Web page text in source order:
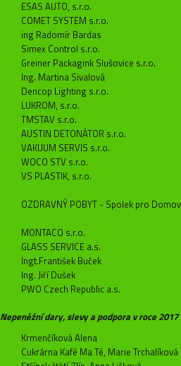
ESAS AUTO, s.r.o.
COMET SYSTEM s.r.o.
ing Radomír Bardas
Simex Control s.r.o.
Greiner Packagink Slušovice s.r.o.
Ing. Martina Sivalová
Dencop Lighting s.r.o.
LUKROM, s.r.o.
TMSTAV s.r.o.
AUSTIN DETONÁTOR s.r.o.
VAKUUM SERVIS s.r.o.
WOCO STV s.r.o.
VS PLASTIK, s.r.o.
OZDRAVNÝ POBYT - Spolek pro
MONTACO s.r.o.
GLASS SERVICE a.s.
Ingt.František Buček
Ing. Jiří Dušek
PWO Czech Republic a.s.
Nepeněžní dary, slevy a podpora v roce 2017
Krmenčíková Alena
Cukrárna Kafé Ma Té, Marie Trchalíková